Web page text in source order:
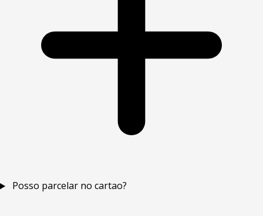
Posso parcelar no cartao?